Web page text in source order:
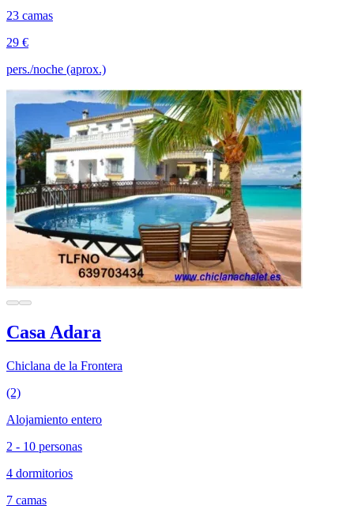
23 camas
29 €
pers./noche (aprox.)
Casa Adara
Chiclana de la Frontera
(2)
Alojamiento entero
2 - 10 personas
4 dormitorios
7 camas